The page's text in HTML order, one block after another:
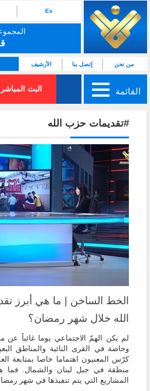
Es
من نحن إتصل بنا الأرشيف
القائمة البث المباشر
#تقديمات حزب الله
الخط الساخن | ما هي أبرز
الله خلال شهر رمضان؟
لم يكن الهمّ الاجتماعي يوما غائباً عن
وخاصة في القرى النائية والمناطق
كرّس المعنيون اهتماما خاصا بمتابعة
منطقة في جبل لبنان والشمال. فما
المشاريع التي يتم تنفيذها في شهر